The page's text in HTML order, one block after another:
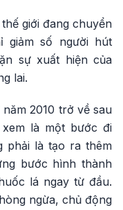
giới đang chuyển
giảm số người hút
sự xuất hiện của
lai.
2010 trở về sau
là một bước đi
phải là tạo ra thêm
bước hình thành
lá ngay từ đầu.
ngừa, chủ động